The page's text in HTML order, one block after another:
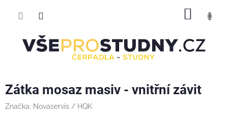
Zátka mosaz masiv - vnitřní závit
Značka: Novaservis / HQK